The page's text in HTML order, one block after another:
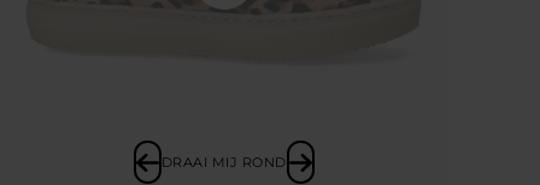
DRAAI MIJ ROND